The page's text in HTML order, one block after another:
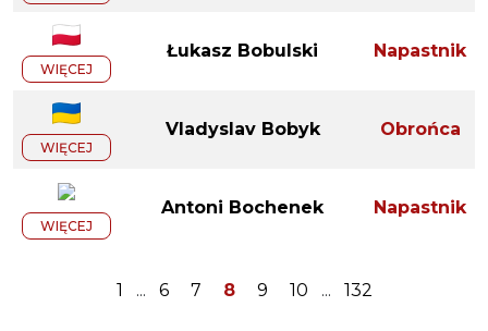
WIĘCEJ
Łukasz Bobulski Napastnik
WIĘCEJ
Vladyslav Bobyk Obrońca
WIĘCEJ
Antoni Bochenek Napastnik
1 ... 6 7 8 9 10 ... 132